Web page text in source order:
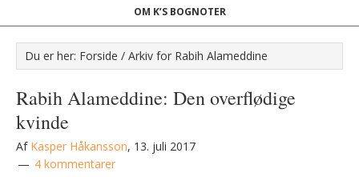
OM K’S BOGNOTER
Du er her: Forside / Arkiv for Rabih Alameddine
Rabih Alameddine: Den overflødige
kvinde
Af Kasper Håkansson, 13. juli 2017
4 kommentarer